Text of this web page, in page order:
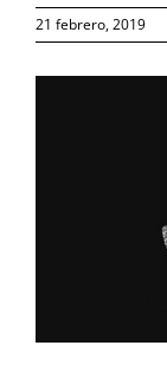
21 febrero, 2019